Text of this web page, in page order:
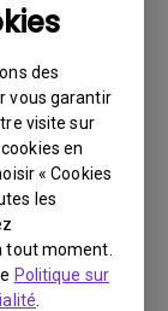
des
vous garantir
visite sur
en
« Cookies
les
tout moment.
Politique sur
BenQ,
ou à un
Vous
taxes
toutes
Produit
de
assumez